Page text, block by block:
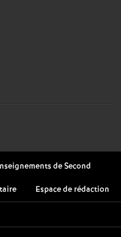
Espace de rédaction